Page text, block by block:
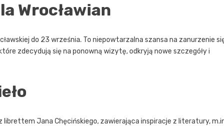
Wrocławian
do 23 września. To niepowtarzalna szansa na zanurzenie
zdecydują się na ponowną wizytę, odkryją nowe szczegóły i
librettem Jana Chęcińskiego, zawierająca inspiracje z literatury,